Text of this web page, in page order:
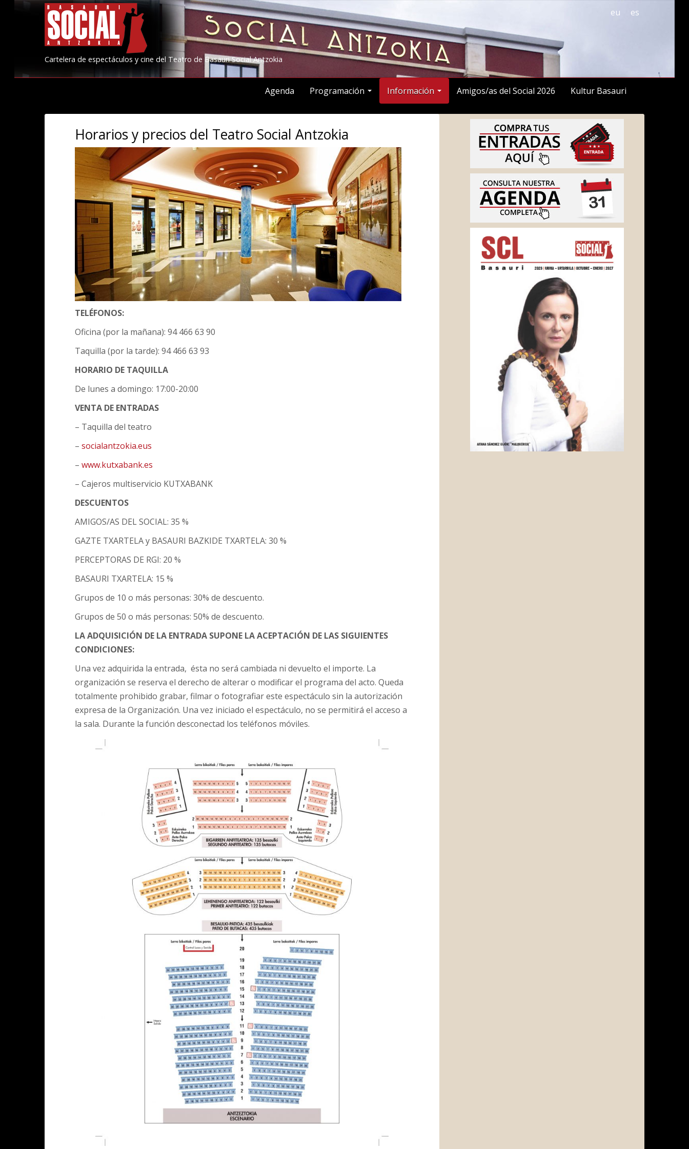
Cartelera de espectáculos y cine del Teatro de Basauri Social Antzokia
es
eu
Agenda Programación Información Amigos/as del Social 2026 Kultur Basauri
Horarios y precios del Teatro Social Antzokia
TELÉFONOS:
Oficina (por la mañana): 94 466 63 90
Taquilla (por la tarde): 94 466 63 93
HORARIO DE TAQUILLA
De lunes a domingo: 17:00-20:00
VENTA DE ENTRADAS
– Taquilla del teatro
–socialantzokia.eus
–www.kutxabank.es
– Cajeros multiservicio KUTXABANK
DESCUENTOS
AMIGOS/AS DEL SOCIAL: 35 %
GAZTE TXARTELA y BASAURI BAZKIDE TXARTELA: 30 %
PERCEPTORAS DE RGI: 20 %
BASAURI TXARTELA: 15 %
Grupos de 10 o más personas: 30% de descuento.
Grupos de 50 o más personas: 50% de descuento.
LA ADQUISICIÓN DE LA ENTRADA SUPONE LA ACEPTACIÓN DE LAS SIGUIENTES
CONDICIONES:
Una vez adquirida la entrada, ésta no será cambiada ni devuelto el importe. La
organización se reserva el derecho de alterar o modificar el programa del acto. Queda
totalmente prohibido grabar, filmar o fotografiar este espectáculo sin la autorización
expresa de la Organización. Una vez iniciado el espectáculo, no se permitirá el acceso a
la sala. Durante la función desconectad los teléfonos móviles.